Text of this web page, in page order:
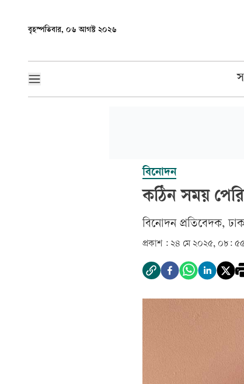
বৃহস্পতিবার, ০৬ আগস্ট ২০২৬
বিনোদন
কঠিন সময়
বিনোদন প্রতিবেদক,
প্রকাশ : ২৪ মে ২০২৫, ০৮: